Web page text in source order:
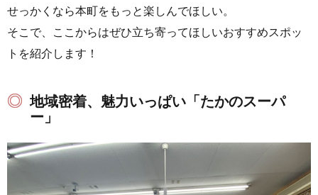
せっかくなら本町をもっと楽しんでほしい。
そこで、ここからはぜひ立ち寄ってほしいおすすめスポッ
トを紹介します！
地域密着、魅力いっぱい「たかのスーパ
ー」